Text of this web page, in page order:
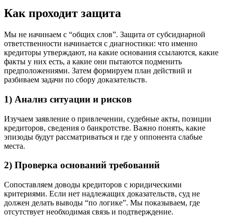
Как проходит защита
Мы не начинаем с “общих слов”. Защита от субсидиарной
ответственности начинается с диагностики: что именно
кредиторы утверждают, на какие основания ссылаются, какие
факты у них есть, а какие они пытаются подменить
предположениями. Затем формируем план действий и
разбиваем задачи по сбору доказательств.
1) Анализ ситуации и рисков
Изучаем заявление о привлечении, судебные акты, позиции
кредиторов, сведения о банкротстве. Важно понять, какие
эпизоды будут рассматриваться и где у оппонента слабые
места.
2) Проверка оснований требований
Сопоставляем доводы кредиторов с юридическими
критериями. Если нет надлежащих доказательств, суд не
должен делать выводы “по логике”. Мы показываем, где
отсутствует необходимая связь и подтверждение.